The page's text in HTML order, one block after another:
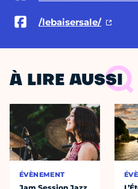
/lebaisersale/
À LIRE AUSSI
ÉVÈNEMENT